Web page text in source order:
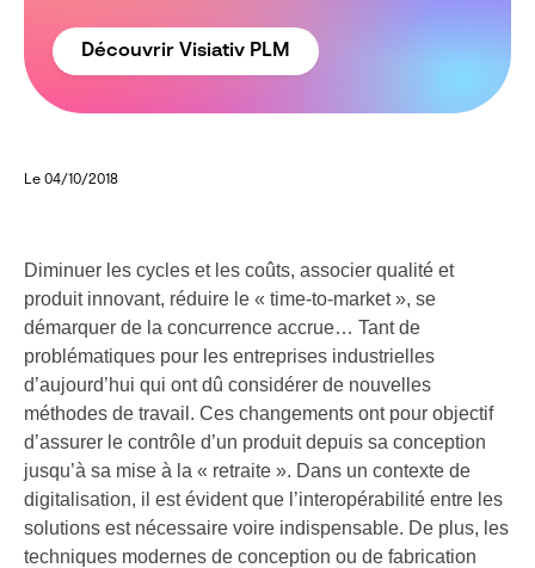
Découvrir Visiativ PLM
Le 04/10/2018
Diminuer les cycles et les coûts, associer qualité et
produit innovant, réduire le « time-to-market », se
démarquer de la concurrence accrue… Tant de
problématiques pour les entreprises industrielles
d’aujourd’hui qui ont dû considérer de nouvelles
méthodes de travail. Ces changements ont pour objectif
d’assurer le contrôle d’un produit depuis sa conception
jusqu’à sa mise à la « retraite ». Dans un contexte de
digitalisation, il est évident que l’interopérabilité entre les
solutions est nécessaire voire indispensable. De plus, les
techniques modernes de conception ou de fabrication